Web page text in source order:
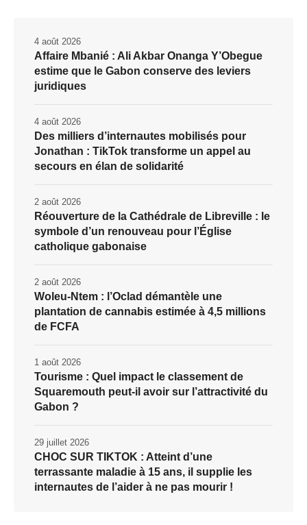
Affaire Mbanié : Ali Akbar Onanga Y’Obegue
estime que le Gabon conserve des leviers
juridiques
4 août 2026
Des milliers d’internautes mobilisés pour
Jonathan : TikTok transforme un appel au
secours en élan de solidarité
4 août 2026
Réouverture de la Cathédrale de Libreville : le
symbole d’un renouveau pour l’Église
catholique gabonaise
2 août 2026
Woleu-Ntem : l’Oclad démantèle une
plantation de cannabis estimée à 4,5 millions
de FCFA
2 août 2026
Tourisme : Quel impact le classement de
Squaremouth peut-il avoir sur l’attractivité du
Gabon ?
1 août 2026
CHOC SUR TIKTOK : Atteint d’une
terrassante maladie à 15 ans, il supplie les
internautes de l’aider à ne pas mourir !
29 juillet 2026